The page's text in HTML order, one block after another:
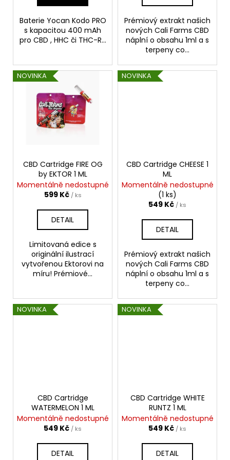
Baterie Yocan Kodo PRO
s kapacitou 400 mAh
pro CBD , HHC či THC-R...
Prémiový extrakt našich
nových Cali Farms CBD
náplní o obsahu 1ml a s
terpeny co...
NOVINKA
CBD Cartridge FIRE OG
by EKTOR 1 ML
Momentálně nedostupné
599 Kč / ks
DETAIL
Limitovaná edice s
originální ilustrací
vytvořenou Ektorovi na
míru! Prémiové...
NOVINKA
CBD Cartridge CHEESE 1
ML
Momentálně nedostupné
(1 ks)
549 Kč / ks
DETAIL
Prémiový extrakt našich
nových Cali Farms CBD
náplní o obsahu 1ml a s
terpeny co...
NOVINKA
CBD Cartridge
WATERMELON 1 ML
Momentálně nedostupné
549 Kč / ks
DETAIL
NOVINKA
CBD Cartridge WHITE
RUNTZ 1 ML
Momentálně nedostupné
549 Kč / ks
DETAIL